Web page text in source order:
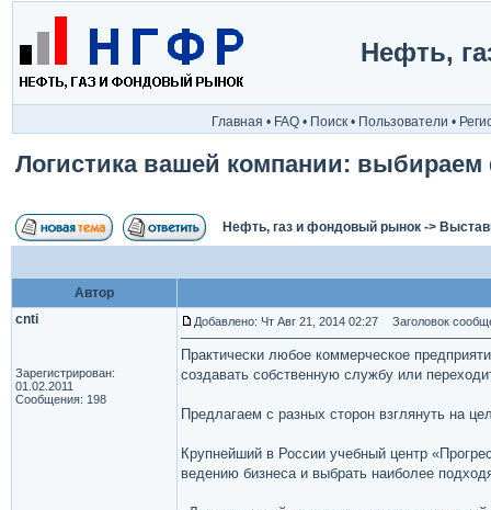
Нефть,
Главная • FAQ • Поиск • Пользователи •
Логистика вашей компании:
Нефть, газ и фондовый рынок ->
Автор
cnti
Зарегистрирован:
01.02.2011
Сообщения: 198
Добавлено: Чт Авг 21, 2014 02:27 Заголовок
Практически любое коммерческое
создавать собственную службу или
Предлагаем с разных сторон взглянуть на
Крупнейший в России учебный центр
ведению бизнеса и выбрать наиболее